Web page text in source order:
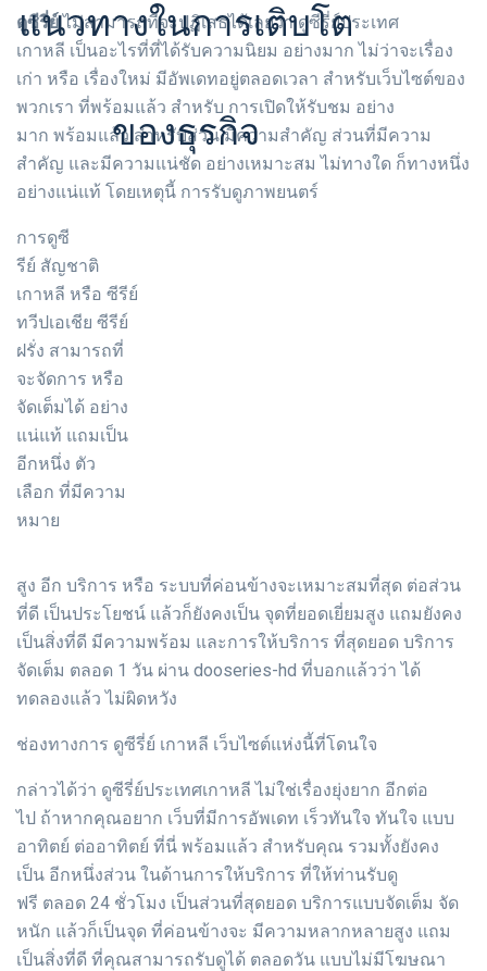
แนวทางในการเติบโต
ของธุรกิจ
ดูซีรี่ย์ไม่สามารถที่จะปฏิเสธได้เลยว่า ดูซีรี่ย์ประเทศ
เกาหลี เป็นอะไรที่ที่ได้รับความนิยม อย่างมาก ไม่ว่าจะเรื่อง
เก่า หรือ เรื่องใหม่ มีอัพเดทอยู่ตลอดเวลา สำหรับเว็บไซต์ของ
พวกเรา ที่พร้อมแล้ว สำหรับ การเปิดให้รับชม อย่าง
มาก พร้อมแล้ว สำหรับส่วน มีความสำคัญ ส่วนที่มีความ
สำคัญ และมีความแน่ชัด อย่างเหมาะสม ไม่ทางใด ก็ทางหนึ่ง
อย่างแน่แท้ โดยเหตุนี้ การรับดูภาพยนตร์
การดูซี
รีย์ สัญชาติ
เกาหลี หรือ ซีรีย์
ทวีปเอเชีย ซีรีย์
ฝรั่ง สามารถที่
จะจัดการ หรือ
จัดเต็มได้ อย่าง
แน่แท้ แถมเป็น
อีกหนึ่ง ตัว
เลือก ที่มีความ
หมาย
สูง อีก บริการ หรือ ระบบที่ค่อนข้างจะเหมาะสมที่สุด ต่อส่วน
ที่ดี เป็นประโยชน์ แล้วก็ยังคงเป็น จุดที่ยอดเยี่ยมสูง แถมยังคง
เป็นสิ่งที่ดี มีความพร้อม และการให้บริการ ที่สุดยอด บริการ
จัดเต็ม ตลอด 1 วัน ผ่าน dooseries-hd ที่บอกแล้วว่า ได้
ทดลองแล้ว ไม่ผิดหวัง
ช่องทางการ ดูซีรี่ย์ เกาหลี เว็บไซต์แห่งนี้ที่โดนใจ
กล่าวได้ว่า ดูซีรี่ย์ประเทศเกาหลี ไม่ใช่เรื่องยุ่งยาก อีกต่อ
ไป ถ้าหากคุณอยาก เว็บที่มีการอัพเดท เร็วทันใจ ทันใจ แบบ
อาทิตย์ ต่ออาทิตย์ ที่นี่ พร้อมแล้ว สำหรับคุณ รวมทั้งยังคง
เป็น อีกหนึ่งส่วน ในด้านการให้บริการ ที่ให้ท่านรับดู
ฟรี ตลอด 24 ชั่วโมง เป็นส่วนที่สุดยอด บริการแบบจัดเต็ม จัด
หนัก แล้วก็เป็นจุด ที่ค่อนข้างจะ มีความหลากหลายสูง แถม
เป็นสิ่งที่ดี ที่คุณสามารถรับดูได้ ตลอดวัน แบบไม่มีโฆษณา